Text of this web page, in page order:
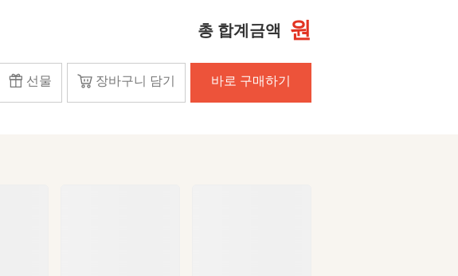
총 합계금액 원
선물 장바구니 담기 바로 구매하기